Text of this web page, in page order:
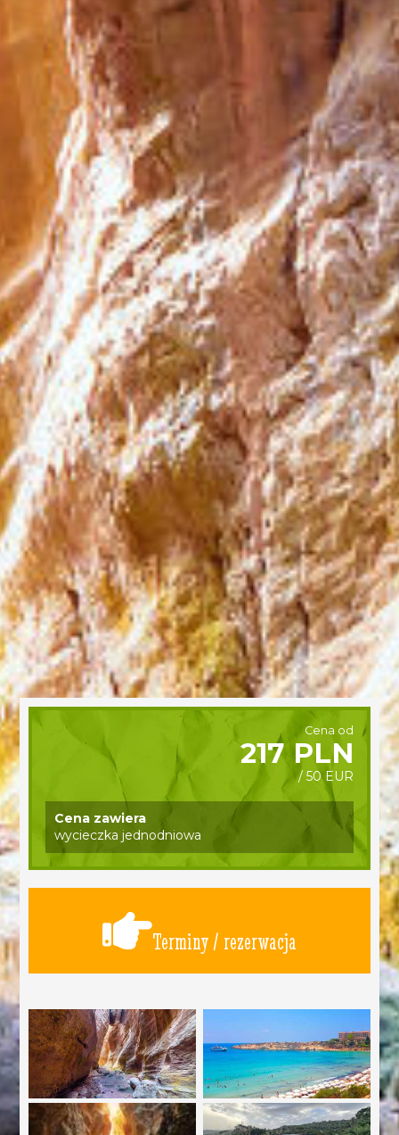
Cena od
217 PLN
/ 50 EUR
Cena zawiera
wycieczka jednodniowa
Terminy / rezerwacja